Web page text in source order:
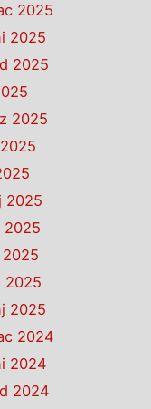
2025
2025
2025
2025
2025
2025
2025
2025
2024
2024
2024